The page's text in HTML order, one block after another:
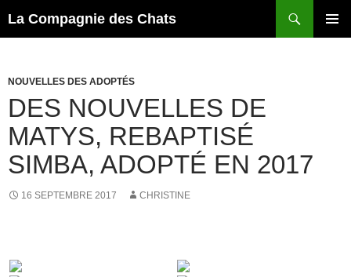
La Compagnie des Chats
NOUVELLES DES ADOPTÉS
DES NOUVELLES DE
MATYS, REBAPTISÉ
SIMBA, ADOPTÉ EN 2017
16 SEPTEMBRE 2017 CHRISTINE